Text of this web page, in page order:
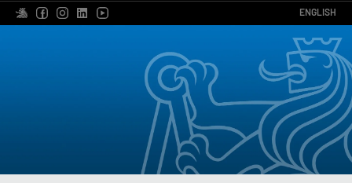
ENGLISH